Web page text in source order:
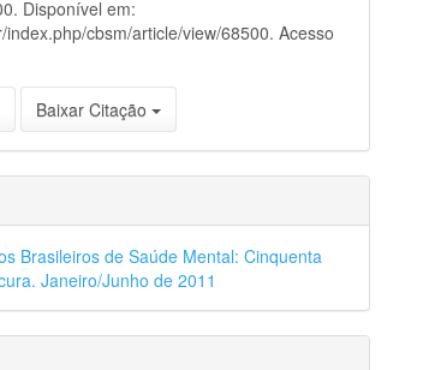
Disponível em:
cbsm/article/view/68500. Acesso
Baixar Citação
Brasileiros de Saúde Mental: Cinquenta
Janeiro/Junho de 2011